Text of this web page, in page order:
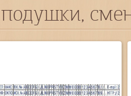
подушки,